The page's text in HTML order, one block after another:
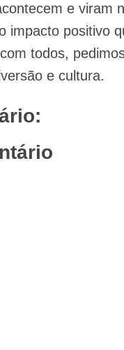
e viram
impacto positivo
todos,
e cultura.